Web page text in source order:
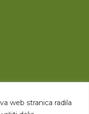
web stranica radila